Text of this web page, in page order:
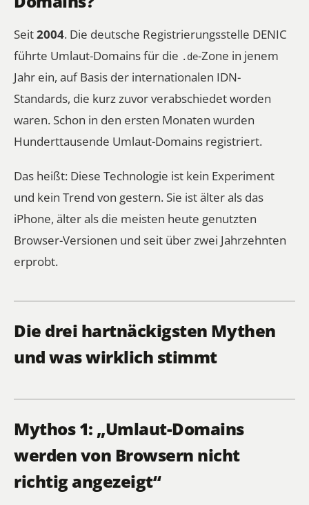
Seit2004. Die deutsche Registrierungsstelle DENIC
führte Umlaut-Domains für die .de-Zone in jenem
Jahr ein, auf Basis der internationalen IDN-
Standards, die kurz zuvor verabschiedet worden
waren. Schon in den ersten Monaten wurden
Hunderttausende Umlaut-Domains registriert.
Das heißt: Diese Technologie ist kein Experiment
und kein Trend von gestern. Sie ist älter als das
iPhone, älter als die meisten heute genutzten
Browser-Versionen und seit über zwei Jahrzehnten
erprobt.
Die drei hartnäckigsten Mythen
und was wirklich stimmt
Mythos 1: „Umlaut-Domains
werden von Browsern nicht
richtig angezeigt“